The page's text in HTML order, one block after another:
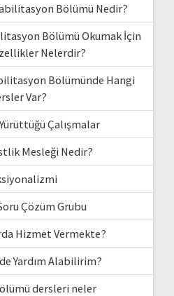
Bölümü Nedir?
Bölümü Okumak İçin
Nelerdir?
Bölümünde Hangi
Var?
Çalışmalar
Mesleği Nedir?
Çözüm Grubu
Hizmet Vermekte?
Yardım Alabilirim?
dersleri neler